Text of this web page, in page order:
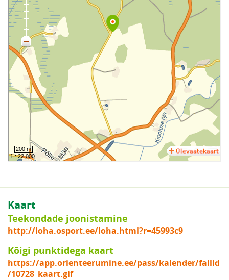
Kaart
Teekondade joonistamine
http://loha.osport.ee/loha.html?r=45993c9
Kõigi punktidega kaart
https://app.orienteerumine.ee/pass/kalender/failid
/10728_kaart.gif